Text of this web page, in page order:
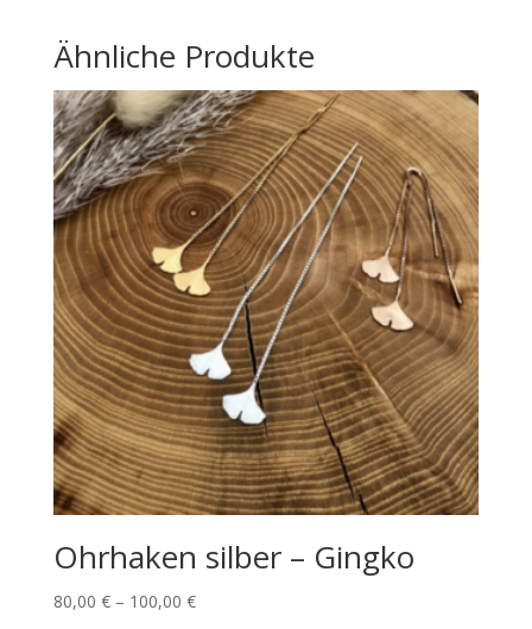
Ähnliche Produkte
Ohrhaken silber – Gingko
80,00 €– 100,00 €